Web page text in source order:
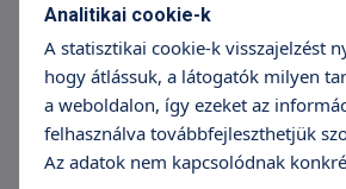
Összesen:46.000 Ft-
Elérhető terápiák
Artikulációs zavar
Analitikai cookie-k
A statisztikai cookie-k visszajelzést
hogy átlássuk, a látogatók milyen
a weboldalon, így ezeket az
felhasználva továbbfejleszthetjük
Az adatok nem kapcsolódnak